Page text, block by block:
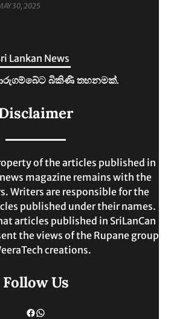
MAY 30, 2025
Lankan News
of the articles published in
magazine remains with the
Writers are responsible for the
published under their names.
articles published in SriLanCan
the views of the Rupane group
creations.
Follow Us
Facebook
WhatsApp